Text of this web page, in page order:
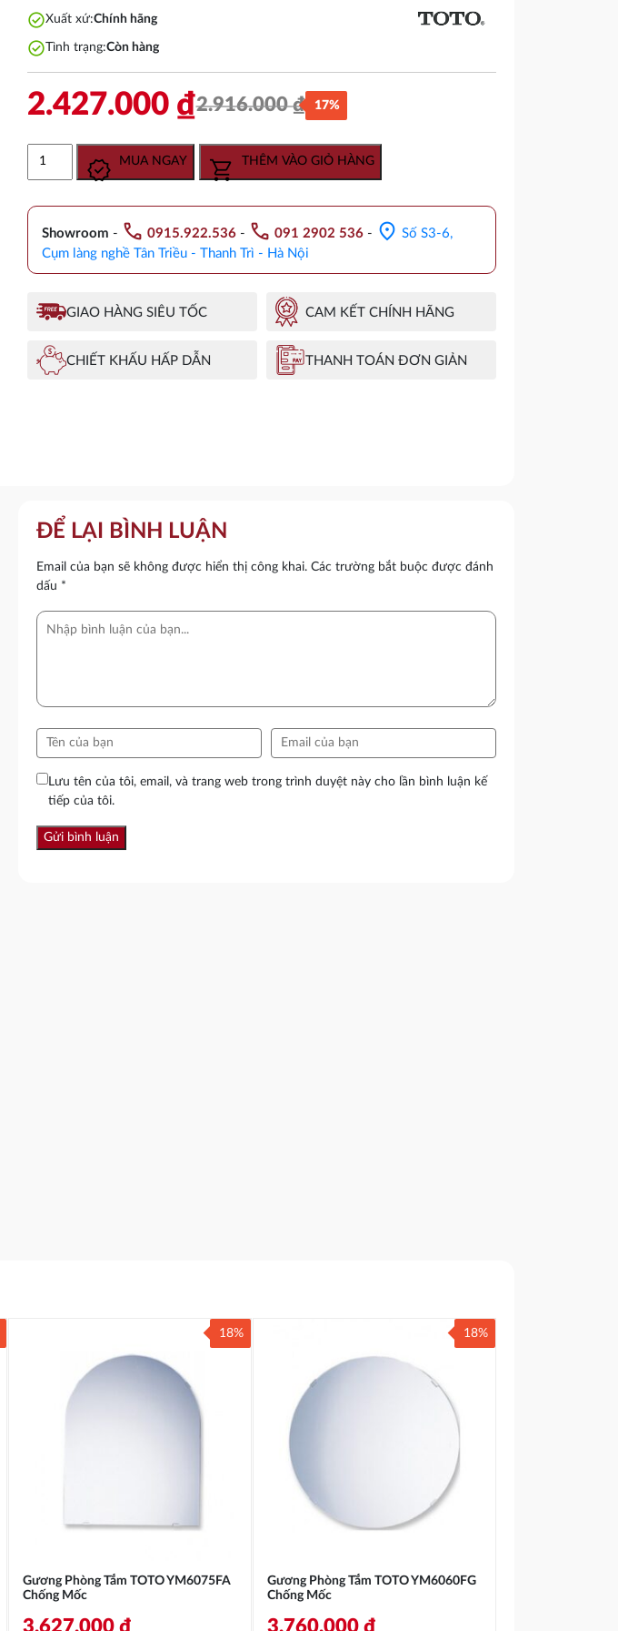
check_circleXuất xứ:Chính hãng
check_circleTình trạng:Còn hàng
2.916.000₫
Giá
gốc
là:
2.916.000 ₫.
2.427.000 ₫
Giá
hiện
tại
là:
2.427.000 ₫.
17%
TOTO
YM4545FG
Chống
Mốc
lượng
MUA NGAY THÊM VÀO GIỎ HÀNG
Showroom - call 0915.922.536- call 091 2902 536- location_on Số S3-6,
Cụm làng nghề Tân Triều - Thanh Trì - Hà Nội
GIAO HÀNG SIÊU TỐC CAM KẾT CHÍNH HÃNG
CHIẾT KHẤU HẤP DẪN THANH TOÁN ĐƠN GIẢN
ĐỂ LẠI BÌNH LUẬN
Email của bạn sẽ không được hiển thị công khai. Các trường bắt buộc được đánh
dấu *
Lưu tên của tôi, email, và trang web trong trình duyệt này cho lần bình luận kế
tiếp của tôi.
Gương Phòng Tắm TOTO YM6075FA
Chống Mốc
3.627.000 ₫
18%
Gương Phòng Tắm TOTO YM6060FG
Chống Mốc
3.760.000 ₫
18%